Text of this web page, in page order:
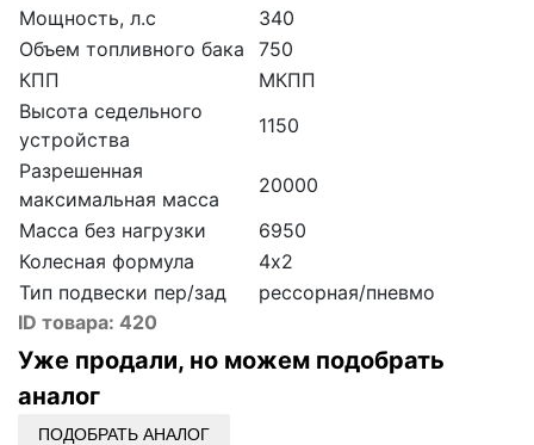
Мощность, л.с
340
Объем топливного бака
750
КПП
МКПП
Высота седельного
устройства
1150
Разрешенная
максимальная масса
20000
Масса без нагрузки
6950
Колесная формула
4х2
Тип подвески пер/зад
рессорная/пневмо
ID товара: 420
Уже продали, но можем подобрать
аналог
ПОДОБРАТЬ АНАЛОГ